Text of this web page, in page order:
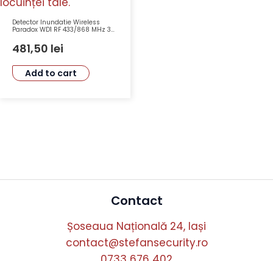
Detector Inundatie Wireless
Paradox WD1 RF 433/868 MHz 30
IP67
481,50 lei
Add to cart
Contact
Șoseaua Națională 24, Iași
contact@stefansecurity.ro